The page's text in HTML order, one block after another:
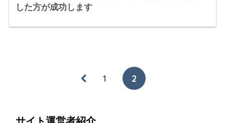
した方が成功します
1 2